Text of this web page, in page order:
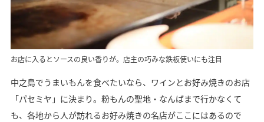
お店に入るとソースの良い香りが。店主の巧みな鉄板使いにも注目
中之島でうまいもんを食べたいなら、ワインとお好み焼きのお店
「パセミヤ」に決まり。粉もんの聖地・なんばまで行かなくて
も、各地から人が訪れるお好み焼きの名店がここにはあるので